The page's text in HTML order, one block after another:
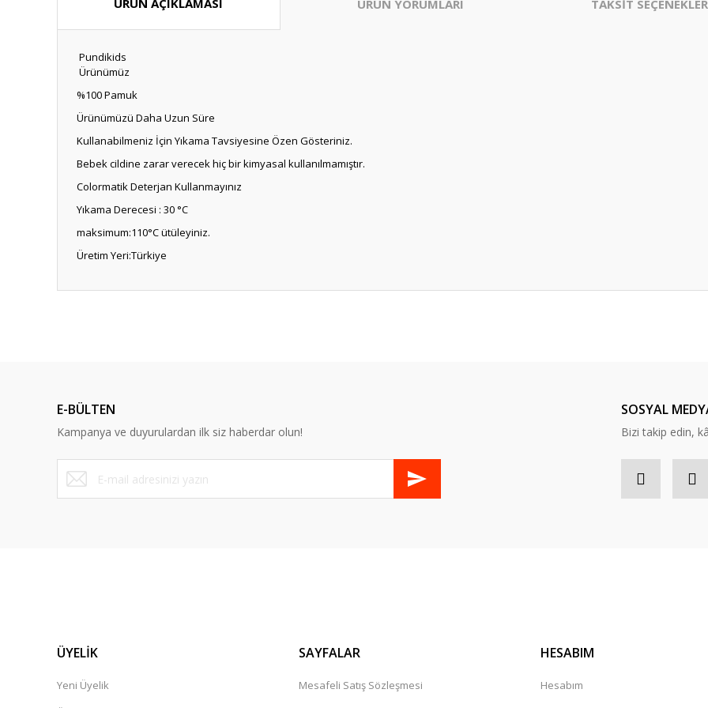
ÜRÜN AÇIKLAMASI ÜRÜN YORUMLARI TAKSİT
Pundikids
Ürünümüz
%100 Pamuk
Ürünümüzü Daha Uzun Süre
Kullanabilmeniz İçin Yıkama Tavsiyesine Özen Gösteriniz.
Bebek cildine zarar verecek hiç bir kimyasal kullanılmamıştır.
Colormatik Deterjan Kullanmayınız
Yıkama Derecesi : 30 °C
maksimum:110°C ütüleyiniz.
Üretim Yeri:Türkiye
Ürün bilgilerinde hatalar bulunuyor.
Ürün fiyatı diğer sitelerden daha pahalı.
Bu ürüne benzer farklı alternatifler olmalı.
E-BÜLTEN
Kampanya ve duyurulardan ilk siz haberdar olun!
SOSYAL
Bizi takip edin,
ÜYELİK
Yeni Üyelik
SAYFALAR
Mesafeli Satış Sözleşmesi
HESABIM
Hesabım